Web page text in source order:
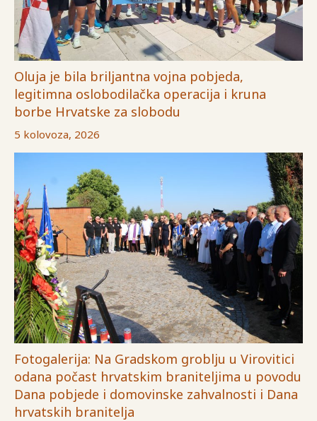
Oluja je bila briljantna vojna pobjeda,
legitimna oslobodilačka operacija i kruna
borbe Hrvatske za slobodu
5 kolovoza, 2026
Fotogalerija: Na Gradskom groblju u Virovitici
odana počast hrvatskim braniteljima u povodu
Dana pobjede i domovinske zahvalnosti i Dana
hrvatskih branitelja